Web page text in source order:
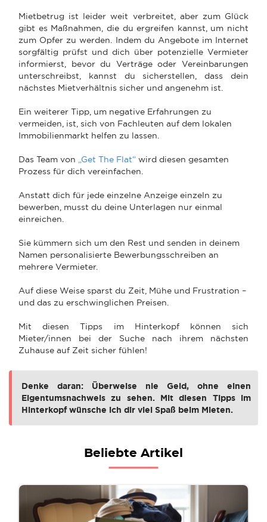
Mietbetrug ist leider weit verbreitet, aber zum Glück
gibt es Maßnahmen, die du ergreifen kannst, um nicht
zum Opfer zu werden. Indem du Angebote im Internet
sorgfältig prüfst und dich über potenzielle Vermieter
informierst, bevor du Verträge oder Vereinbarungen
unterschreibst, kannst du sicherstellen, dass dein
nächstes Mietverhältnis sicher und angenehm ist.
Ein weiterer Tipp, um negative Erfahrungen zu
vermeiden, ist, sich von Fachleuten auf dem lokalen
Immobilienmarkt helfen zu lassen.
Das Team von „Get The Flat“ wird diesen gesamten
Prozess für dich vereinfachen.
Anstatt dich für jede einzelne Anzeige einzeln zu
bewerben, musst du deine Unterlagen nur einmal
einreichen.
Sie kümmern sich um den Rest und senden in deinem
Namen personalisierte Bewerbungsschreiben an
mehrere Vermieter.
Auf diese Weise sparst du Zeit, Mühe und Frustration –
und das zu erschwinglichen Preisen.
Mit diesen Tipps im Hinterkopf können sich
Mieter/innen bei der Suche nach ihrem nächsten
Zuhause auf Zeit sicher fühlen!
Denke daran: Überweise nie Geld, ohne einen
Eigentumsnachweis zu sehen. Mit diesen Tipps im
Hinterkopf wünsche ich dir viel Spaß beim Mieten.
Beliebte Artikel